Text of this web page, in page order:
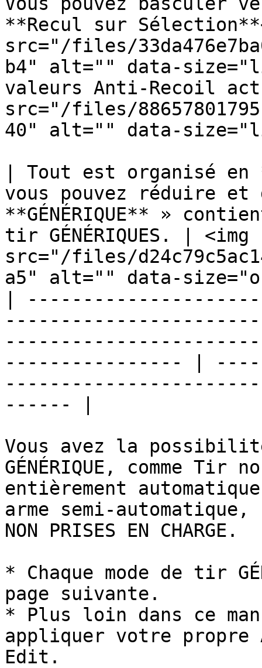
**Recul sur
src="/files/
b4" alt="" data-
valeurs Anti-Recoil
src="/files/
40" alt="" data-
| Tout est organisé en
vous pouvez réduire
**GÉNÉRIQUE** »
tir GÉNÉRIQUES. | <img
src="/files/
a5" alt="" data-
|
---------------- |
------ |
Vous avez la
GÉNÉRIQUE, comme Tir
entièrement
arme semi-
NON PRISES EN CHARGE.
* Chaque mode de tir
page suivante.
* Plus loin dans ce
appliquer votre propre
Edit.